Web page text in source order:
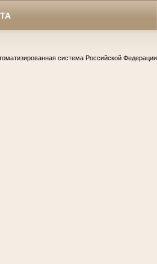
система Российской